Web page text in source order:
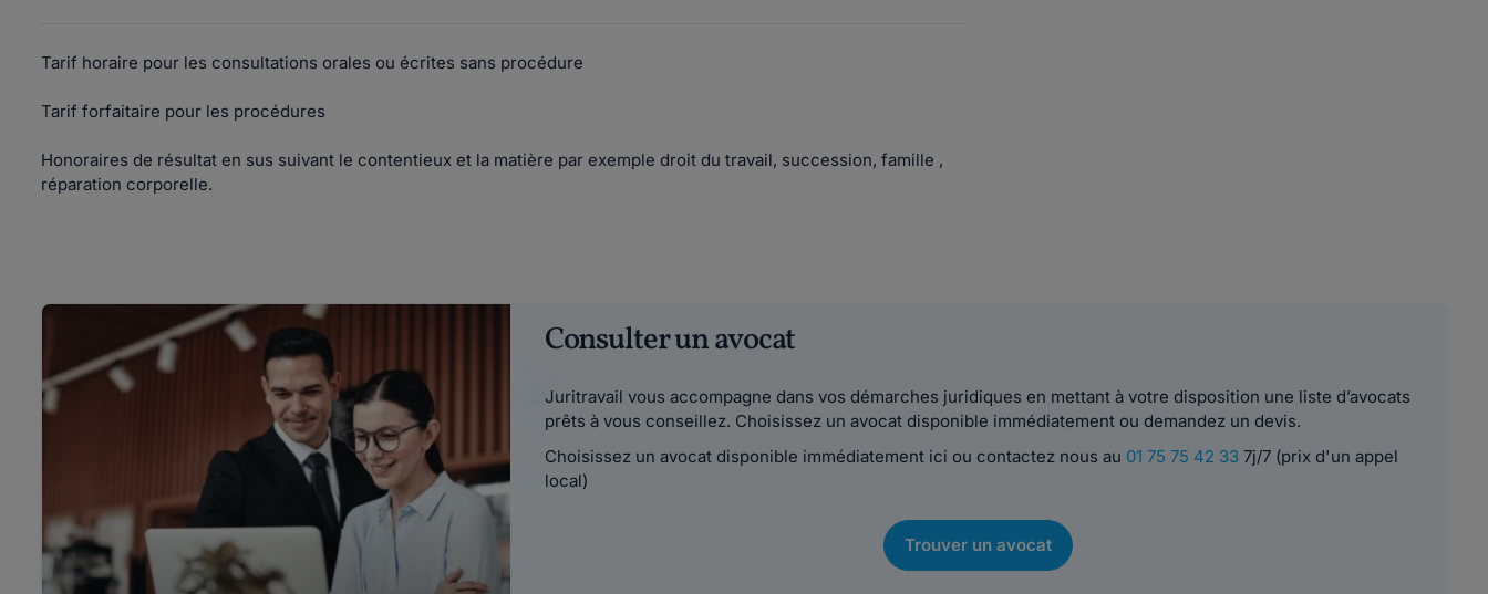
Tarif horaire pour les consultations orales ou écrites sans procédure
Tarif forfaitaire pour les procédures
Honoraires de résultat en sus suivant le contentieux et la matière par exemple droit du travail, succession, famille ,
réparation corporelle.
Consulter un avocat
Juritravail vous accompagne dans vos démarches juridiques en mettant à votre disposition une liste d’avocats
prêts à vous conseillez. Choisissez un avocat disponible immédiatement ou demandez un devis.
Choisissez un avocat disponible immédiatement ici ou contactez nous au 01 75 75 42 337j/7 (prix d'un appel
local)
Trouver un avocat